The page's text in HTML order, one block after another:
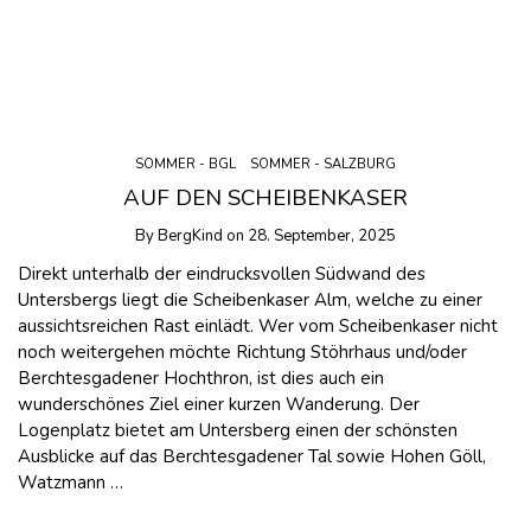
SOMMER - BGL SOMMER - SALZBURG
AUF DEN SCHEIBENKASER
ByBergKind on 28. September, 2025
Direkt unterhalb der eindrucksvollen Südwand des
Untersbergs liegt die Scheibenkaser Alm, welche zu einer
aussichtsreichen Rast einlädt. Wer vom Scheibenkaser nicht
noch weitergehen möchte Richtung Stöhrhaus und/oder
Berchtesgadener Hochthron, ist dies auch ein
wunderschönes Ziel einer kurzen Wanderung. Der
Logenplatz bietet am Untersberg einen der schönsten
Ausblicke auf das Berchtesgadener Tal sowie Hohen Göll,
Watzmann …